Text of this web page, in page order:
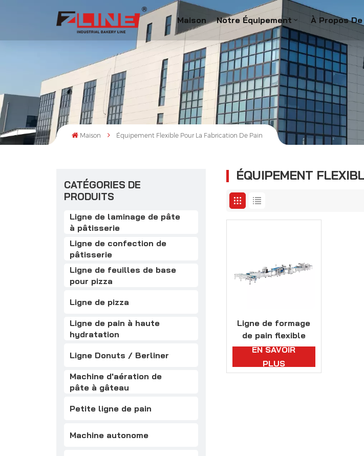
Maison Notre Équipement À Propos
Maison Équipement Flexible Pour La Fabrication De Pain
CATÉGORIES DE
PRODUITS
Ligne de laminage de pâte
à pâtisserie
Ligne de confection de
pâtisserie
Ligne de feuilles de base
pour pizza
Ligne de pizza
Ligne de pain à haute
hydratation
Ligne Donuts / Berliner
Machine d'aération de
pâte à gâteau
Petite ligne de pain
Machine autonome
ÉQUIPEMENT
Ligne de formage
de pain flexible
haute performance
EN SAVOIR
PLUS